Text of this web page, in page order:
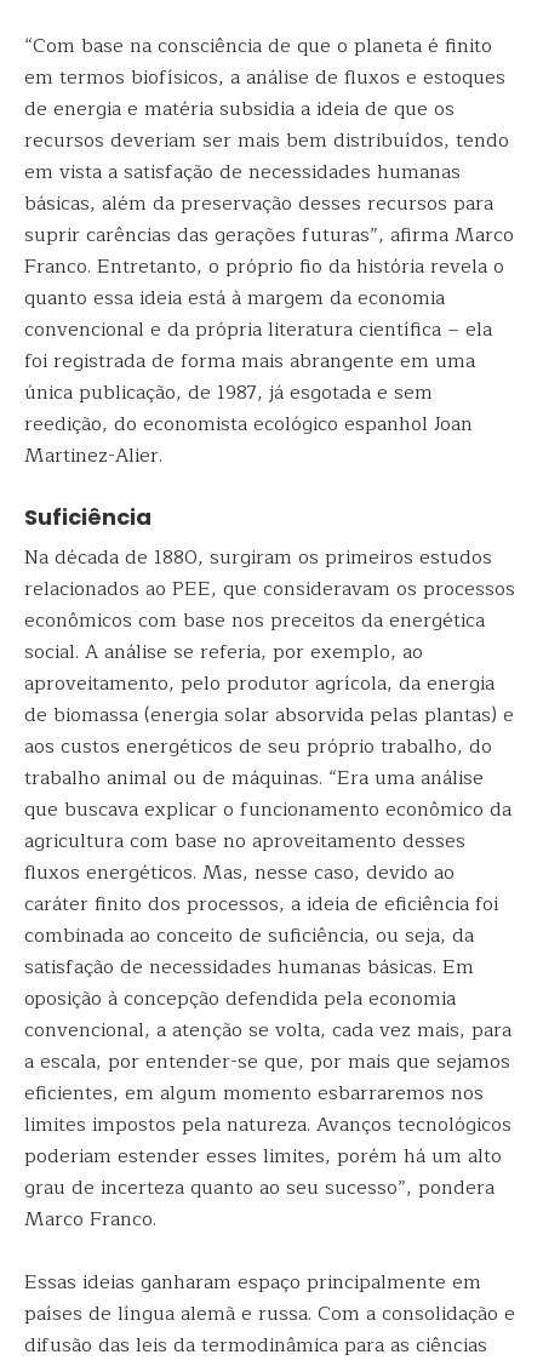
“Com base na consciência de que o planeta é finito
em termos biofísicos, a análise de fluxos e estoques
de energia e matéria subsidia a ideia de que os
recursos deveriam ser mais bem distribuídos, tendo
em vista a satisfação de necessidades humanas
básicas, além da preservação desses recursos para
suprir carências das gerações futuras”, afirma Marco
Franco. Entretanto, o próprio fio da história revela o
quanto essa ideia está à margem da economia
convencional e da própria literatura científica – ela
foi registrada de forma mais abrangente em uma
única publicação, de 1987, já esgotada e sem
reedição, do economista ecológico espanhol Joan
Martinez-Alier.
Suficiência
Na década de 1880, surgiram os primeiros estudos
relacionados ao PEE, que consideravam os processos
econômicos com base nos preceitos da energética
social. A análise se referia, por exemplo, ao
aproveitamento, pelo produtor agrícola, da energia
de biomassa (energia solar absorvida pelas plantas) e
aos custos energéticos de seu próprio trabalho, do
trabalho animal ou de máquinas. “Era uma análise
que buscava explicar o funcionamento econômico da
agricultura com base no aproveitamento desses
fluxos energéticos. Mas, nesse caso, devido ao
caráter finito dos processos, a ideia de eficiência foi
combinada ao conceito de suficiência, ou seja, da
satisfação de necessidades humanas básicas. Em
oposição à concepção defendida pela economia
convencional, a atenção se volta, cada vez mais, para
a escala, por entender-se que, por mais que sejamos
eficientes, em algum momento esbarraremos nos
limites impostos pela natureza. Avanços tecnológicos
poderiam estender esses limites, porém há um alto
grau de incerteza quanto ao seu sucesso”, pondera
Marco Franco.
Essas ideias ganharam espaço principalmente em
países de língua alemã e russa. Com a consolidação e
difusão das leis da termodinâmica para as ciências